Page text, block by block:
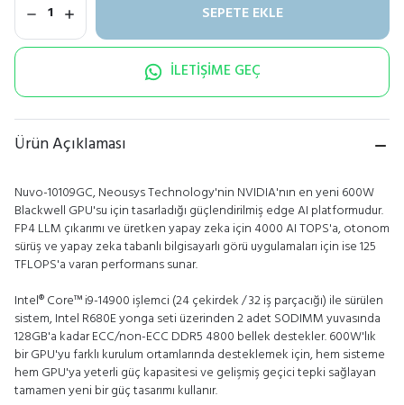
1 SEPETE EKLE
İLETİŞİME GEÇ
Ürün Açıklaması
Nuvo-10109GC, Neousys Technology'nin NVIDIA'nın en yeni 600W
Blackwell GPU'su için tasarladığı güçlendirilmiş edge AI platformudur.
FP4 LLM çıkarımı ve üretken yapay zeka için 4000 AI TOPS'a, otonom
sürüş ve yapay zeka tabanlı bilgisayarlı görü uygulamaları için ise 125
TFLOPS'a varan performans sunar.
Intel® Core™ i9-14900 işlemci (24 çekirdek / 32 iş parçacığı) ile sürülen
sistem, Intel R680E yonga seti üzerinden 2 adet SODIMM yuvasında
128GB'a kadar ECC/non-ECC DDR5 4800 bellek destekler. 600W'lık
bir GPU'yu farklı kurulum ortamlarında desteklemek için, hem sisteme
hem GPU'ya yeterli güç kapasitesi ve gelişmiş geçici tepki sağlayan
tamamen yeni bir güç tasarımı kullanır.